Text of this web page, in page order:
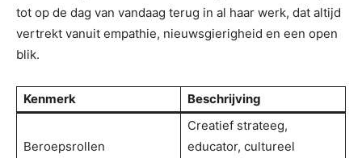
tot op de dag van vandaag terug in al haar werk, dat altijd
vertrekt vanuit empathie, nieuwsgierigheid en een open
blik.
Kenmerk Beschrijving
Beroepsrollen
Creatief strateeg,
educator, cultureel